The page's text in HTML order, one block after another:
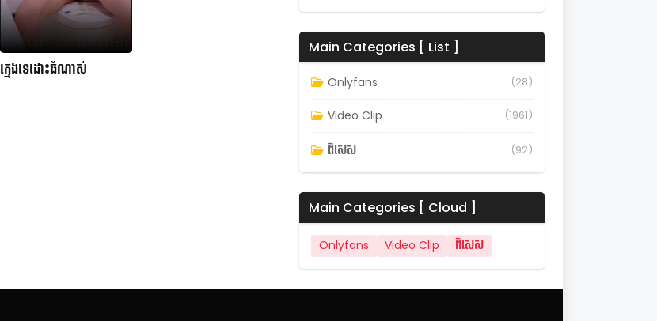
ក្មេងទេដោះធំណាស់
Main Categories [ List ]
Onlyfans (28)
Video Clip (1961)
ពិសេស (92)
Main Categories [ Cloud ]
Onlyfans Video Clip ពិសេស